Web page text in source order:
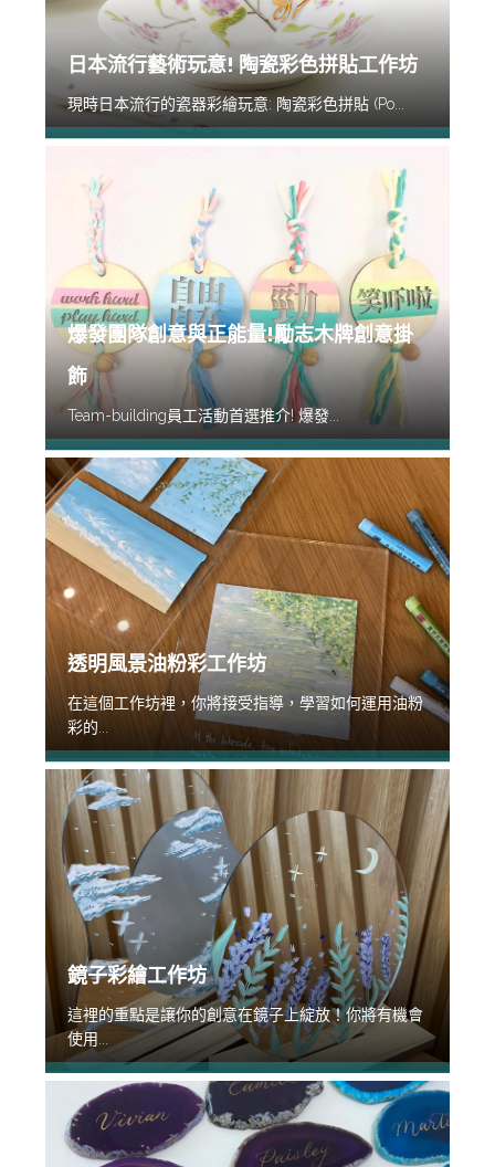
日本流行藝術玩意! 陶瓷彩色拼貼工作坊
現時日本流行的瓷器彩繪玩意: 陶瓷彩色拼貼 (Po...
爆發團隊創意與正能量!勵志木牌創意掛
飾
Team-building員工活動首選推介! 爆發...
透明風景油粉彩工作坊
在這個工作坊裡，你將接受指導，學習如何運用油粉
彩的...
鏡子彩繪工作坊
這裡的重點是讓你的創意在鏡子上綻放！你將有機會
使用...